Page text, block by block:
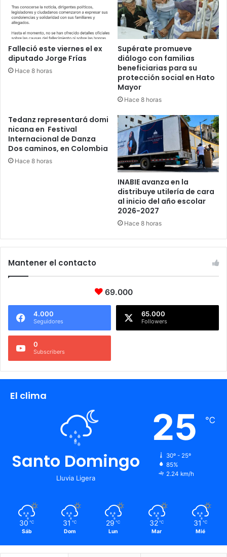
Falleció este viernes el ex
diputado Jorge Frías
Hace 8 horas
Supérate promueve
diálogo con familias
beneficiarias para su
protección social en Hato
Mayor
Hace 8 horas
Tedanz representará domi
nicana en Festival
Internacional de Danza
Dos caminos, en Colombia
Hace 8 horas
INABIE avanza en la
distribuye utilería de cara
al inicio del año escolar
2026-2027
Hace 8 horas
Mantener el contacto
69.000
4.000
Seguidores
65.000
Followers
0
Subscribers
El clima
Santo Domingo
Lluvia Ligera
25 ℃
30º - 25º
85%
2.24 km/h
30 ℃
Sáb
31 ℃
Dom
29 ℃
Lun
32 ℃
Mar
31 ℃
Mié